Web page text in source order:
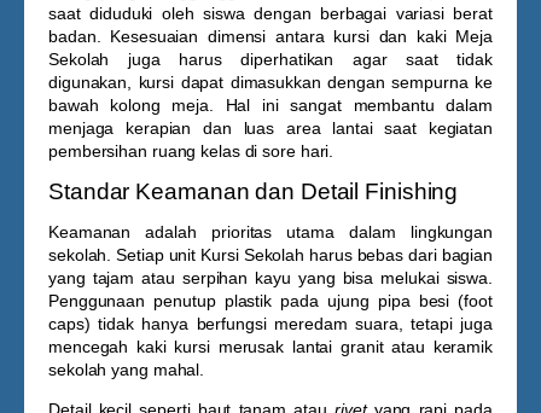
saat diduduki oleh siswa dengan berbagai variasi berat
badan. Kesesuaian dimensi antara kursi dan kaki Meja
Sekolah juga harus diperhatikan agar saat tidak
digunakan, kursi dapat dimasukkan dengan sempurna ke
bawah kolong meja. Hal ini sangat membantu dalam
menjaga kerapian dan luas area lantai saat kegiatan
pembersihan ruang kelas di sore hari.
Standar Keamanan dan Detail Finishing
Keamanan adalah prioritas utama dalam lingkungan
sekolah. Setiap unit Kursi Sekolah harus bebas dari bagian
yang tajam atau serpihan kayu yang bisa melukai siswa.
Penggunaan penutup plastik pada ujung pipa besi (foot
caps) tidak hanya berfungsi meredam suara, tetapi juga
mencegah kaki kursi merusak lantai granit atau keramik
sekolah yang mahal.